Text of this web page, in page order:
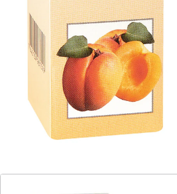
Hinweise & Hersteller
Bewertungen